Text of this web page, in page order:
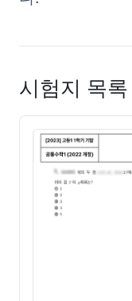
시험지 목록